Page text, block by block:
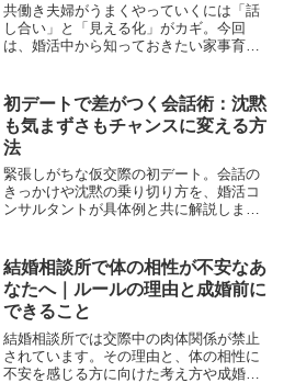
共働き夫婦がうまくやっていくには「話
し合い」と「見える化」がカギ。今回
は、婚活中から知っておきたい家事育児
の家事分担をどうすれば良いかわからな
い。お相手女性から、家事分...
初デートで差がつく会話術：沈黙
も気まずさもチャンスに変える方
法
緊張しがちな仮交際の初デート。会話の
きっかけや沈黙の乗り切り方を、婚活コ
ンサルタントが具体例と共に解説しま
結婚相談所で体の相性が不安なあ
なたへ｜ルールの理由と成婚前に
できること
結婚相談所では交際中の肉体関係が禁止
されています。その理由と、体の相性に
不安を感じる方に向けた考え方や成婚前